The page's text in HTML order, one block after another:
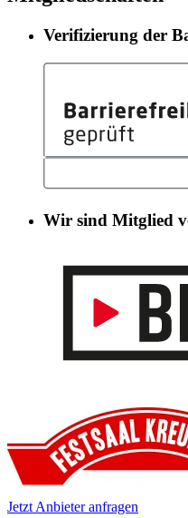
Verifizierung der
Wir sind Mitglied
Informationen
Jetzt Anbieter anfragen